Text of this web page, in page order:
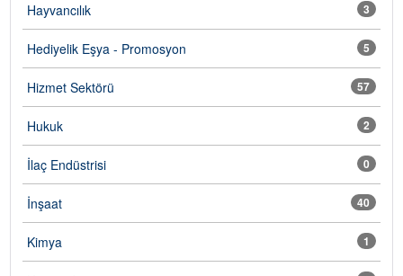
Hayvancılık 3
Hediyelik Eşya - Promosyon 5
Hizmet Sektörü 57
Hukuk 2
İlaç Endüstrisi 0
İnşaat 40
Kimya 1